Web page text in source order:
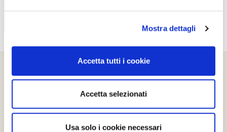
Mostra dettagli
Accetta tutti i cookie
Accetta selezionati
Usa solo i cookie necessari